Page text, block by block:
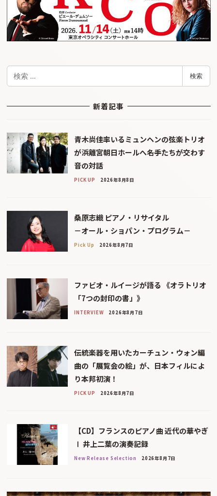
検
検索
新着記事
青木尚佳率いるミュンヘンの弦楽トリオ
が浜離宮朝日ホールへ――名手たちが交わす
音の対話
PICK UP 2026年8月8日
桑原志織 ピアノ・リサイタル
－オール・ショパン・プログラム－
Pick Up 2026年8月7日
ファビオ・ルイージが語る 《オラトリオ
「7つの封印の書」》
INTERVIEW 2026年8月7日
伝統楽器を用いたカーチュン・ウォン編
曲の「展覧会の絵」が、日本フィルによ
り本邦初演！
PICK UP 2026年8月7日
【CD】フランスのピアノ曲 近代の華やぎ
Ⅰ 井上二葉の演奏記録
New Release Selection 2026年8月7日